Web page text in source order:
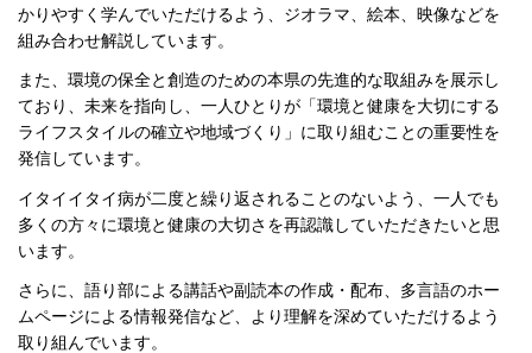
かりやすく学んでいただけるよう、ジオラマ、絵本、映像などを
組み合わせ解説しています。
また、環境の保全と創造のための本県の先進的な取組みを展示し
ており、未来を指向し、一人ひとりが「環境と健康を大切にする
ライフスタイルの確立や地域づくり」に取り組むことの重要性を
発信しています。
イタイイタイ病が二度と繰り返されることのないよう、一人でも
多くの方々に環境と健康の大切さを再認識していただきたいと思
います。
さらに、語り部による講話や副読本の作成・配布、多言語のホー
ムページによる情報発信など、より理解を深めていただけるよう
取り組んでいます。